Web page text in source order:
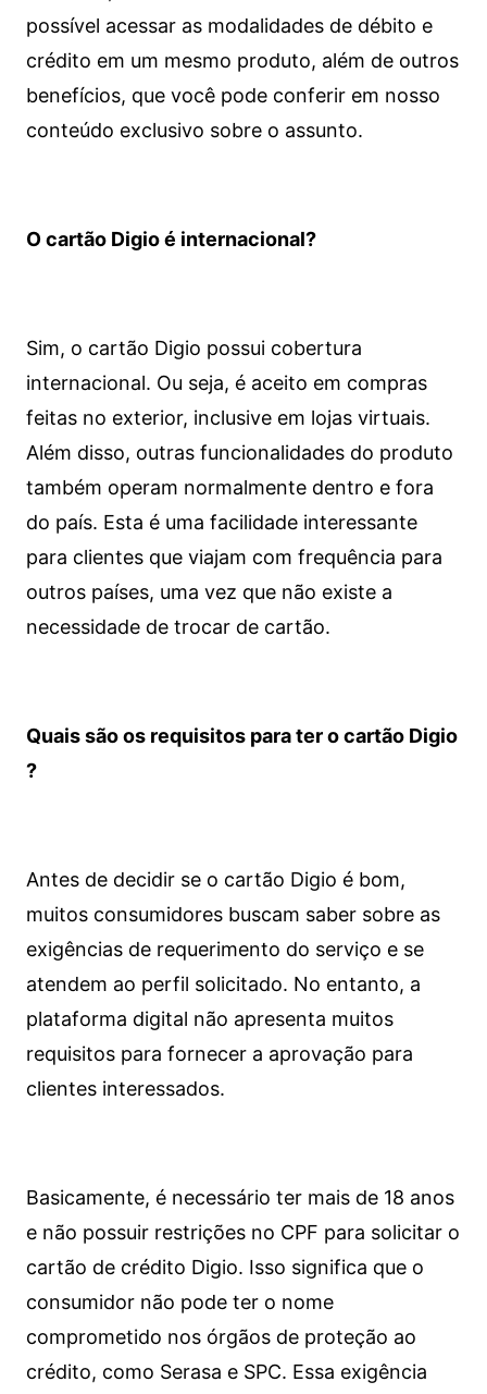
possível acessar as modalidades de débito e
crédito em um mesmo produto, além de outros
benefícios, que você pode conferir em nosso
conteúdo exclusivo sobre o assunto.
O cartão Digio é internacional?
Sim, o cartão Digio possui cobertura
internacional. Ou seja, é aceito em compras
feitas no exterior, inclusive em lojas virtuais.
Além disso, outras funcionalidades do produto
também operam normalmente dentro e fora
do país. Esta é uma facilidade interessante
para clientes que viajam com frequência para
outros países, uma vez que não existe a
necessidade de trocar de cartão.
Quais são os requisitos para ter o cartão Digio
?
Antes de decidir se o cartão Digio é bom,
muitos consumidores buscam saber sobre as
exigências de requerimento do serviço e se
atendem ao perfil solicitado. No entanto, a
plataforma digital não apresenta muitos
requisitos para fornecer a aprovação para
clientes interessados.
Basicamente, é necessário ter mais de 18 anos
e não possuir restrições no CPF para solicitar o
cartão de crédito Digio. Isso significa que o
consumidor não pode ter o nome
comprometido nos órgãos de proteção ao
crédito, como Serasa e SPC. Essa exigência